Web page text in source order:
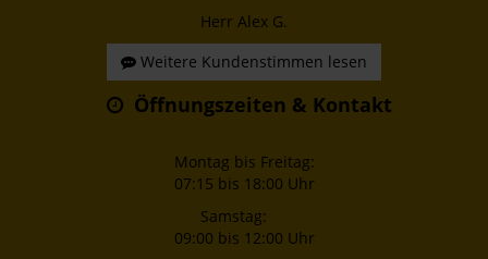
Herr Alex G.
Weitere Kundenstimmen lesen
Öffnungszeiten & Kontakt
Montag bis Freitag:
07:15 bis 18:00 Uhr
Samstag:
09:00 bis 12:00 Uhr